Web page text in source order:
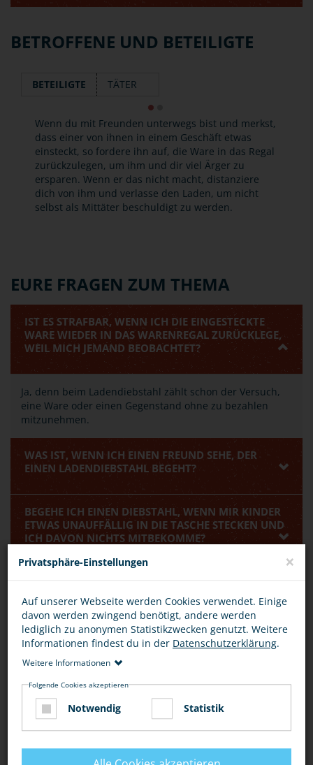
BETROFFENE UND BETEILIGTE
BETEILIGTE TÄTER
Wenn du mit Freunden unterwegs bist und merkst,
dass einer von ihnen in einem Geschäft etwas
einsteckt, so fordere ihn auf, die Ware in das Regal
zurückzulegen, um ihm und dir viel Ärger zu
ersparen. Wenn er das nicht macht, distanziere
dich von ihm und verlasse den Laden, um nicht
selbst als Mittäter beschuldigt zu werden.
EURE FRAGEN ZUM THEMA
IST ES STRAFBAR, WENN ICH DIE EINGESTECKTE
WARE WIEDER IN DAS WARENREGAL ZURÜCKLEGE,
WEIL MICH JEMAND BEOBACHTET?
Ja, denn beim Ladendiebstahl zählt schon der Versuch,
eine Ware oder einen Gegenstand ohne zu bezahlen
mitzunehmen.
WAS IST, WENN ICH EINEN FREUND SEHE, DER
EINEN LADENDIEBSTAHL BEGEHT?
BEGEHE ICH EINEN DIEBSTAHL, WENN MIR KINDER
ETWAS UNAUFFÄLLIG IN DIE TASCHE STECKEN UND
ICH DAVON NICHTS MITBEKOMME?
BEWERTUNG
DIESEN ARTIKEL ...
Privatsphäre-Einstellungen ×
Auf unserer Webseite werden Cookies verwendet. Einige
davon werden zwingend benötigt, andere werden
lediglich zu anonymen Statistikzwecken genutzt. Weitere
Informationen findest du in der Datenschutzerklärung.
Weitere Informationen
Folgende Cookies akzeptieren
Notwendig Statistik